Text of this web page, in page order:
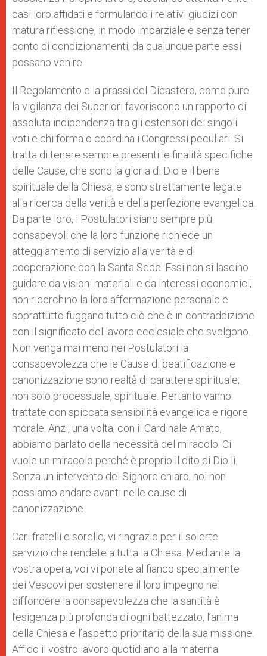
casi loro affidati e formulando i relativi giudizi con
matura riflessione, in modo imparziale e senza tener
conto di condizionamenti, da qualunque parte essi
possano venire.
Il Regolamento e la prassi del Dicastero, come pure
la vigilanza dei Superiori favoriscono un rapporto di
assoluta indipendenza tra gli estensori dei singoli
voti e chi forma o coordina i Congressi peculiari. Si
tratta di tenere sempre presenti le finalità specifiche
delle Cause, che sono la gloria di Dio e il bene
spirituale della Chiesa, e sono strettamente legate
alla ricerca della verità e della perfezione evangelica.
Da parte loro, i Postulatori siano sempre più
consapevoli che la loro funzione richiede un
atteggiamento di servizio alla verità e di
cooperazione con la Santa Sede. Essi non si lascino
guidare da visioni materiali e da interessi economici,
non ricerchino la loro affermazione personale e
soprattutto fuggano tutto ciò che è in contraddizione
con il significato del lavoro ecclesiale che svolgono.
Non venga mai meno nei Postulatori la
consapevolezza che le Cause di beatificazione e
canonizzazione sono realtà di carattere spirituale;
non solo processuale, spirituale. Pertanto vanno
trattate con spiccata sensibilità evangelica e rigore
morale. Anzi, una volta, con il Cardinale Amato,
abbiamo parlato della necessità del miracolo. Ci
vuole un miracolo perché è proprio il dito di Dio lì.
Senza un intervento del Signore chiaro, noi non
possiamo andare avanti nelle cause di
canonizzazione.
Cari fratelli e sorelle, vi ringrazio per il solerte
servizio che rendete a tutta la Chiesa. Mediante la
vostra opera, voi vi ponete al fianco specialmente
dei Vescovi per sostenere il loro impegno nel
diffondere la consapevolezza che la santità è
l’esigenza più profonda di ogni battezzato, l’anima
della Chiesa e l’aspetto prioritario della sua missione.
Affido il vostro lavoro quotidiano alla materna